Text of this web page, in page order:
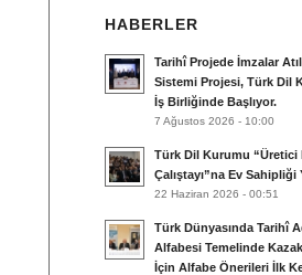
HABERLER
Tarihî Projede İmzalar
Sistemi Projesi, Türk Dil
İş Birliğinde Başlıyor.
7 Ağustos 2026 - 10:00
Türk Dil Kurumu “Üretici
Çalıştayı”na Ev Sahipliği
22 Haziran 2026 - 00:51
Türk Dünyasında Tarihî
Alfabesi Temelinde
İçin Alfabe Önerileri İlk